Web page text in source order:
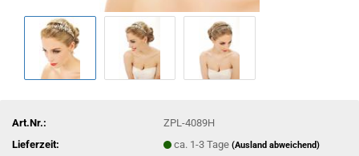
Art.Nr.:
ZPL-4089H
Lieferzeit:
ca. 1-3 Tage(Ausland abweichend)